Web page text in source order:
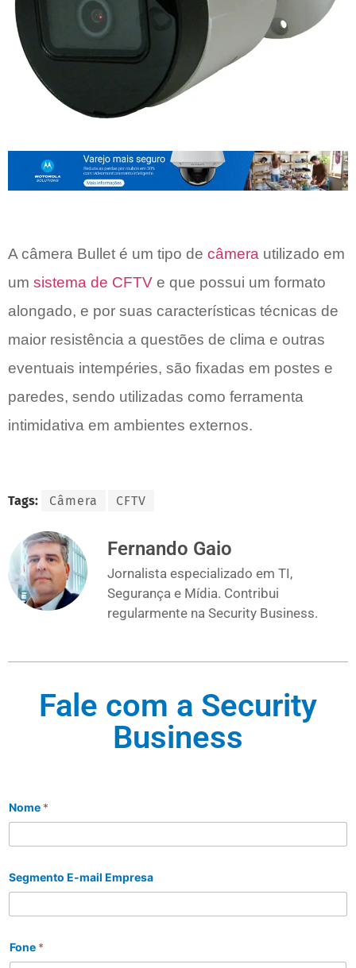
A câmera Bullet é um tipo de câmera utilizado em
um sistema de CFTV e que possui um formato
alongado, e por suas características técnicas de
maior resistência a questões de clima e outras
eventuais intempéries, são fixadas em postes e
paredes, sendo utilizadas como ferramenta
intimidativa em ambientes externos.
Tags: Câmera CFTV
Fernando Gaio
Jornalista especializado em TI,
Segurança e Mídia. Contribui
regularmente na Security Business.
Fale com a Security
Business
Nome *
Segmento E-mail Empresa
Fone *